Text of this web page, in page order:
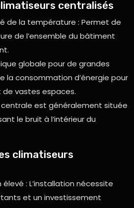
centralisés
de la température : Permet de
de l’ensemble du bâtiment
globale pour de grandes
la consommation d’énergie pour
vastes espaces.
centrale est généralement située
le bruit à l’intérieur du
climatiseurs
: L’installation nécessite
et un investissement